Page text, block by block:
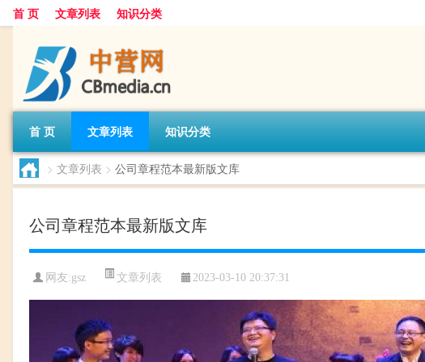
首 页 文章列表 知识分类
首 页 文章列表 知识分类
> 文章列表 > 公司章程范本最新版文库
公司章程范本最新版文库
网友:gsz 文章列表 2023-03-10 20:37:31